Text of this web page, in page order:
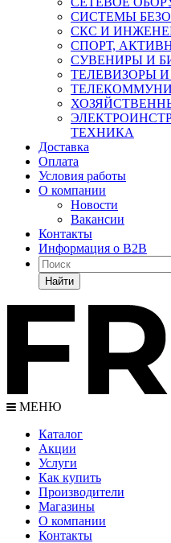
СИСТЕМЫ
СКС И
СПОРТ,
СУВЕНИРЫ И
ТЕЛЕВИЗОРЫ
ТЕХНИКА
Доставка
Оплата
Условия работы
О компании
Новости
Вакансии
Контакты
Информация о B2B
Найти
МЕНЮ
Каталог
Акции
Услуги
Как купить
Производители
Магазины
О компании
Контакты